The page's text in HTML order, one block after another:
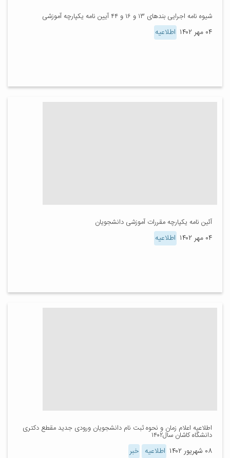
شیوه نامه اجرایی بندهای ۱۳ و ۱۶ و ۴۴ آیین نامه یکپارچه آموزشی
۰۴ مهر ۱۴۰۲ اطلاعیه
آئین نامه یکپارچه مقررات آموزشی دانشجویان
۰۴ مهر ۱۴۰۲ اطلاعیه
اطلاعیه اعلام زمان و نحوه ثبت نام دانشجویان ورودی جدید مقطع دکتری
دانشگاه کاشان سال۱۴۰۲
۰۸ شهریور ۱۴۰۲ اطلاعیه خبر